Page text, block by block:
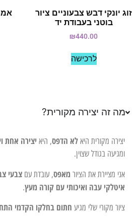
זוג יונקי דבש צבעוניים ציור
בוטני בעבודת יד
₪440.00
לרכישה
מה זה יצירה מקורית?
יצירה מקורית היא לא הדפס, היא יצירה אחת
ומגיעה בגודל שצוין.
אני מציירת את הציור מאפס, עובדת עם צבעי
איטלקי עבה ואיכותי עם קורה מעץ.
ציור מקורי שלי מגיע חתום בחלקו הקדמי